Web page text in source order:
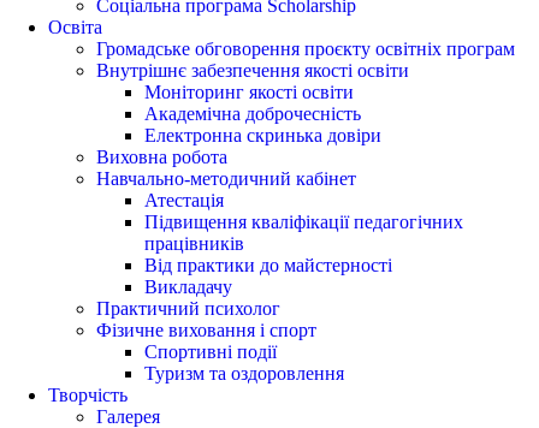
Соціальна програма Scholarship
Освіта
Громадське обговорення проєкту освітніх програм
Внутрішнє забезпечення якості освіти
Моніторинг якості освіти
Академічна доброчесність
Електронна скринька довіри
Виховна робота
Навчально-методичний кабінет
Атестація
Підвищення кваліфікації педагогічних
працівників
Від практики до майстерності
Викладачу
Практичний психолог
Фізичне виховання і спорт
Спортивні події
Туризм та оздоровлення
Творчість
Галерея